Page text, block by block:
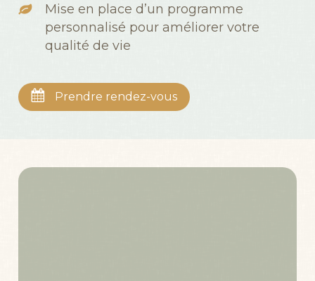
Mise en place d’un programme
personnalisé pour améliorer votre
qualité de vie
Prendre rendez-vous